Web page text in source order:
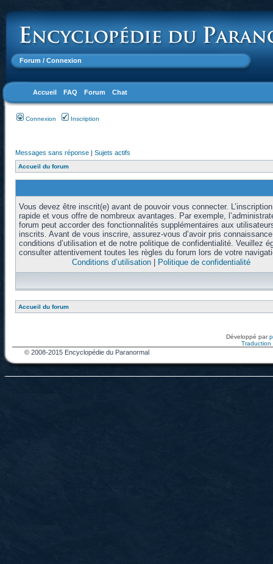
Forum / Connexion
Accueil FAQ Forum Chat
Connexion Inscription
Messages sans réponse | Sujets actifs
Accueil du forum
Vous devez être inscrit(e) avant de pouvoir vous connecter.
rapide et vous offre de nombreux avantages. Par exemple,
forum peut accorder des fonctionnalités supplémentaires aux
inscrits. Avant de vous inscrire, assurez-vous d’avoir pris
conditions d’utilisation et de notre politique de confidentialité. Veuillez
consulter attentivement toutes les règles du forum lors de votre
Conditions d’utilisation| Politique de confidentialité
Accueil du forum
Développé par
Traduction
© 2008-2015 Encyclopédie du Paranormal